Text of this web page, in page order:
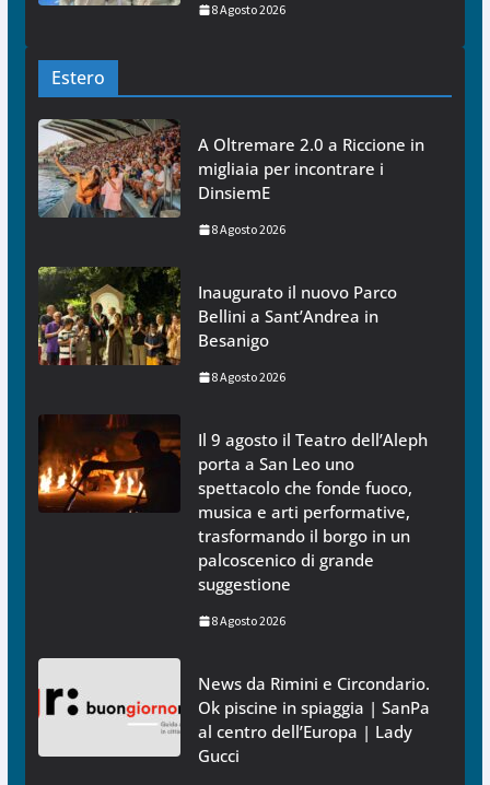
8 Agosto 2026
Estero
A Oltremare 2.0 a Riccione in
migliaia per incontrare i
DinsiemE
8 Agosto 2026
Inaugurato il nuovo Parco
Bellini a Sant’Andrea in
Besanigo
8 Agosto 2026
Il 9 agosto il Teatro dell’Aleph
porta a San Leo uno
spettacolo che fonde fuoco,
musica e arti performative,
trasformando il borgo in un
palcoscenico di grande
suggestione
8 Agosto 2026
News da Rimini e Circondario.
Ok piscine in spiaggia | SanPa
al centro dell’Europa | Lady
Gucci